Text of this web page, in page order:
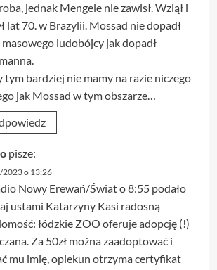
jednak Mengele nie zawisł. Wziął i
lat 70. w Brazylii. Mossad nie dopadł
ludobójcy jak dopadł
tym bardziej nie mamy na razie niczego
jak Mossad w tym obszarze…
pisze:
o 13:26
Nowy Erewań/Świat o 8:55 podało
ustami Katarzyny Kasi radosną
łódzkie ZOO oferuje adopcję (!)
Za 50zł można zaadoptować i
mu imię, opiekun otrzyma certyfikat